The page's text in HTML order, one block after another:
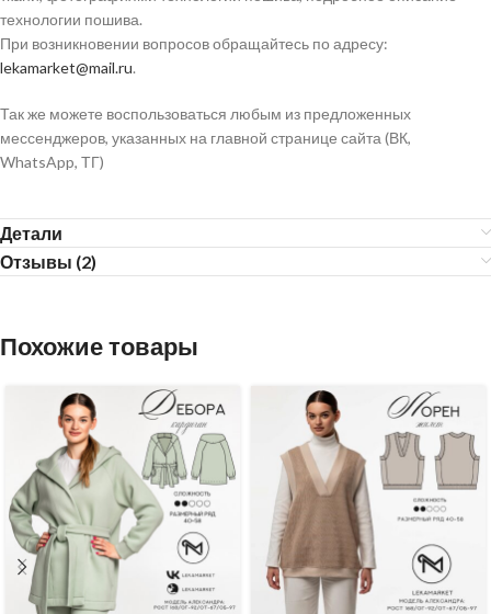
технологии пошива.
При возникновении вопросов обращайтесь по адресу:
lekamarket@mail.ru.
Так же можете воспользоваться любым из предложенных
мессенджеров, указанных на главной странице сайта (ВК,
WhatsApp, ТГ)
Детали
Отзывы (2)
Похожие товары